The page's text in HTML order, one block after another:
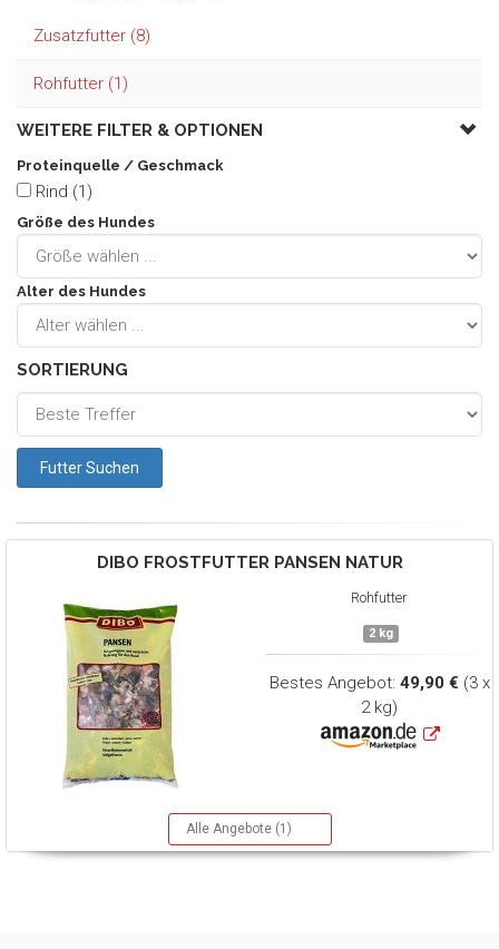
Zusatzfutter (8)
Rohfutter (1)
WEITERE FILTER & OPTIONEN
Proteinquelle / Geschmack
Rind (1)
Größe des Hundes
Alter des Hundes
SORTIERUNG
DIBO FROSTFUTTER PANSEN NATUR
Rohfutter
2 kg
Bestes Angebot: 49,90 € (3 x
2 kg)
Alle Angebote (1)